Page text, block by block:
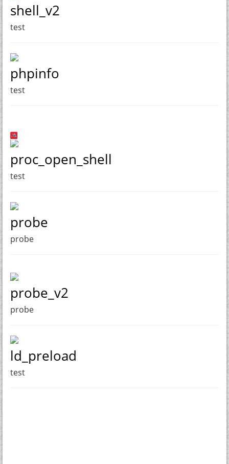
shell_v2
test
phpinfo
test
proc_open_shell
test
probe
probe
probe_v2
probe
ld_preload
test